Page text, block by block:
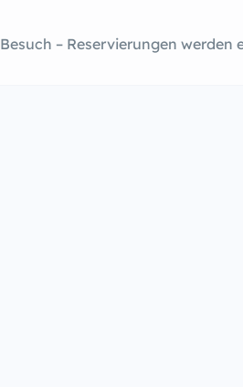
– Reservierungen werden